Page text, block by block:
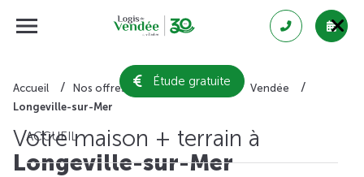
Étude gratuite
ACCUEIL
Accueil Nos offres de maison + terrain
Vendée
Longeville-sur-Mer
Votre maison + terrain à
Longeville-sur-Mer